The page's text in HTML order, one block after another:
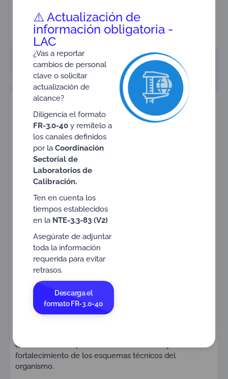
tratamiento de datos personales de la organización y
utilizada exclusivamente para fines relacionados con el
proceso de selección.
Profesional experto sectorial CDA
sectorial CDA
Objetivo del cargo:
¿Te interesa contribuir al fortalecimiento de la
infraestructura de la calidad en Colombia?
En ONAC buscamos un(a) Profesional Experto Sectorial
desarrollo de los procesos de acreditación y al
fortalecimiento de los esquemas técnicos del
organismo.
⚠️ Actualización de
información obligatoria -
LAC
¿Vas a reportar
cambios de personal
clave o solicitar
actualización de
alcance?
Diligencia el formato
FR-3.0-40y remítelo a
los canales definidos
por la Coordinación
Sectorial de
Laboratorios de
Calibración.
Ten en cuenta los
tiempos establecidos
en la NTE-3.3-83 (V2)
Asegúrate de adjuntar
toda la información
requerida para evitar
retrasos.
Descarga el
formato FR-3.0-40